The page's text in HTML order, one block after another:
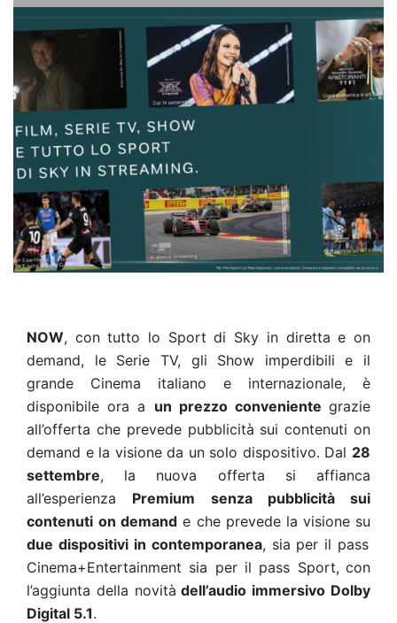
NOW, con tutto lo Sport di Sky in diretta e on
demand, le Serie TV, gli Show imperdibili e il
grande Cinema italiano e internazionale, è
disponibile ora a un prezzo conveniente grazie
all’offerta che prevede pubblicità sui contenuti on
demand e la visione da un solo dispositivo. Dal 28
settembre, la nuova offerta si affianca
all’esperienza Premium
senza pubblicità sui
contenuti on demand e che prevede la visione su
due dispositivi in contemporanea, sia per il pass
Cinema+Entertainment sia per il pass Sport, con
l’aggiunta della novità dell’audio immersivo Dolby
Digital 5.1.